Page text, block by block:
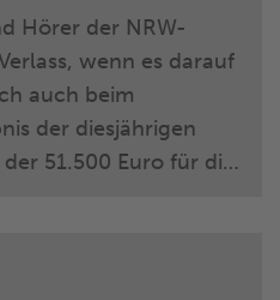
auf über 2,2
Uhr).
Hörer der NRW-
wenn es darauf
auch beim
der diesjährigen
51.500 Euro für die
auf 57